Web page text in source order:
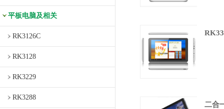
平板电脑及相关
RK3126C
RK3128
RK3229
RK3288
二合